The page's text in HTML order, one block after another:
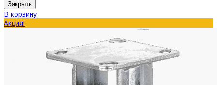
Закрыть
В корзину
Акция!